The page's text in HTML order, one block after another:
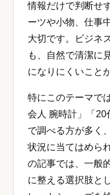
情報だけで判断せ
ーツや小物、仕事
大切です。ビジネ
も、自然で清潔に
になりにくいこと
特にこのテーマで
会人 腕時計」「20
で調べる方が多く
状況に当てはめら
の記事では、一般
に整える選択肢と